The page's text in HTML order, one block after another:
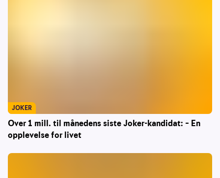
Over 1 mill. til månedens siste Joker-kandidat: – En
opplevelse for livet
JOKER